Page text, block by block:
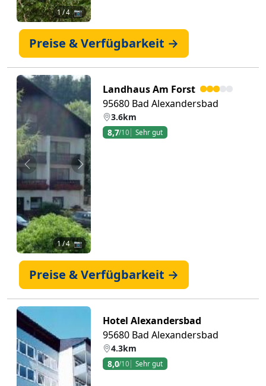
1/ 4 📷
Preise & Verfügbarkeit →
Zurück Weiter
1/ 4 📷
Landhaus Am Forst
95680 Bad Alexandersbad
3.6km
8,7/10 Sehr gut
Preise & Verfügbarkeit →
Hotel Alexandersbad
95680 Bad Alexandersbad
4.3km
8,0/10 Sehr gut